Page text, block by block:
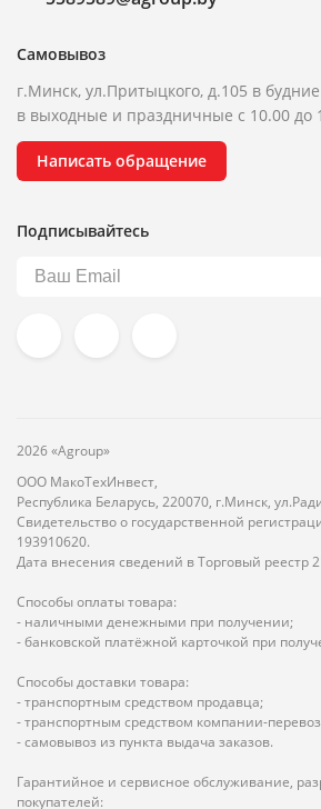
Самовывоз
г.Минск, ул.Притыцкого, д.105 в
в выходные и праздничные с 10.00 до
Написать обращение
Подписывайтесь
2026 «Agroup»
ООО МакоТехИнвест,
Республика Беларусь, 220070, г.Минск,
Свидетельство о государственной
193910620.
Дата внесения сведений в Торговый реестр
Способы оплаты товара:
- наличными денежными при получении;
- банковской платёжной карточкой при
Способы доставки товара:
- транспортным средством продавца;
- транспортным средством компании-
- самовывоз из пункта выдача заказов.
Гарантийное и сервисное обслуживание,
покупателей: